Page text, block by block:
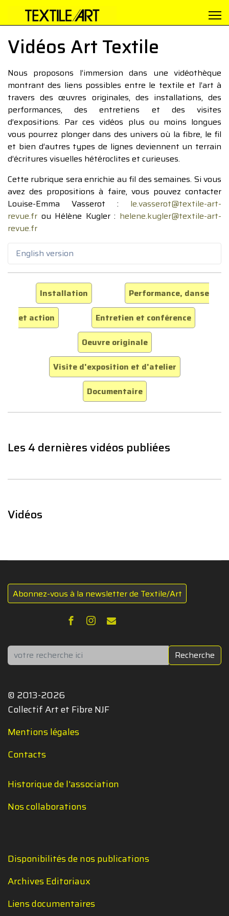
Vidéos Art Textile
Nous proposons l’immersion dans une vidéothèque
montrant des liens possibles entre le textile et l’art à
travers des œuvres originales, des installations, des
performances, des entretiens et des visites
d’expositions. Par ces vidéos plus ou moins longues
vous pourrez plonger dans des univers où la fibre, le fil
et bien d’autres types de lignes deviennent un terrain
d’écritures visuelles hétéroclites et curieuses.
Cette rubrique sera enrichie au fil des semaines. Si vous
avez des propositions à faire, vous pouvez contacter
Louise-Emma Vasserot : le.vasserot@textile-art-
revue.fr ou Hélène Kugler : helene.kugler@textile-art-
revue.fr
English version
Installation
Performance, danse
et action
Entretien et conférence
Oeuvre originale
Visite d'exposition et d'atelier
Documentaire
Les 4 dernières vidéos publiées
Vidéos
Abonnez-vous à la newsletter de Textile/Art
Rechercher Recherche
© 2013-2026
Collectif Art et Fibre NJF
Mentions légales
Contacts
Historique de l'association
Nos collaborations
Disponibilités de nos publications
Archives Editoriaux
Liens documentaires